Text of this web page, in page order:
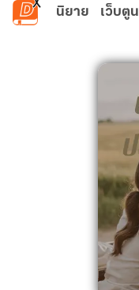
ข้ามไปยังเนื้อหาหลัก
นิยาย เว็บตูน